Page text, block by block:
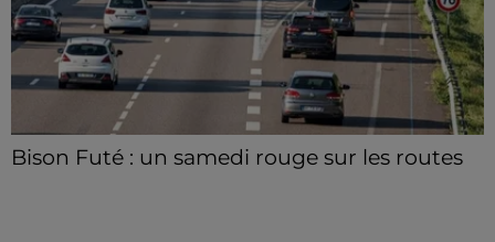
Bison Futé : un samedi rouge sur les routes